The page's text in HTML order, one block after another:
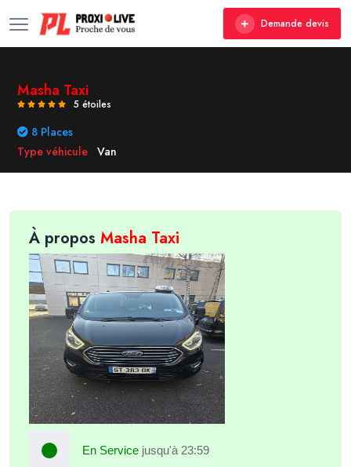
Demande devis
Masha Taxi
5 étoiles
8 Places
Type véhicule
Van
À propos Masha Taxi
En Service jusqu'à 23:59